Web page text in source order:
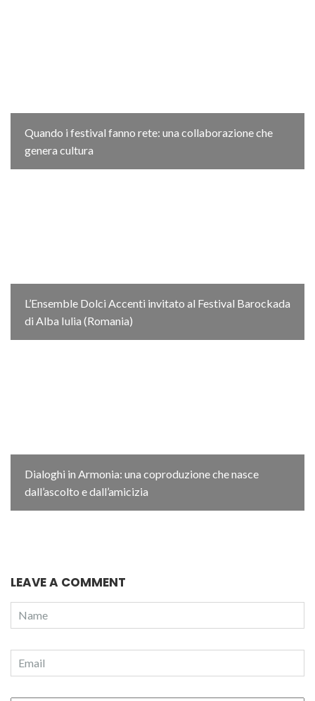
Quando i festival fanno rete: una collaborazione che
genera cultura
L’Ensemble Dolci Accenti invitato al Festival Barockada
di Alba Iulia (Romania)
Dialoghi in Armonia: una coproduzione che nasce
dall’ascolto e dall’amicizia
LEAVE A COMMENT